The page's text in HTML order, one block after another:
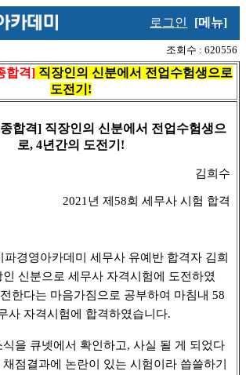
로그인 [메뉴]
조회수 : 620556
합격] 직장인의 신분에서 전업수험생으로
도전기!
합격] 직장인의 신분에서 전업수험생으
로, 4년간의 도전기!
김희수
2021년 제58회 세무사 시험 합격
파경영아카데미 세무사 유예반 합격자 김희
신분으로 세무사 자격시험에 도전하였
한다는 마음가짐으로 공부하여 마침내 58
사 자격시험에 합격하였습니다.
식을 큐넷에서 확인하고, 사실 될 게 되었다
점결과에 논란이 있는 시험이라 씁쓸하기